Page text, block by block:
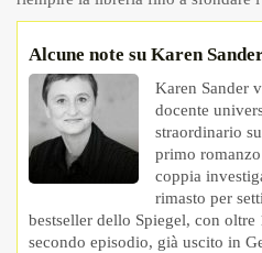
Alcune note su Karen
Karen Sander
docente
straordinario
primo
coppia
rimasto per
bestseller dello Spiegel, con
secondo episodio, già uscito in